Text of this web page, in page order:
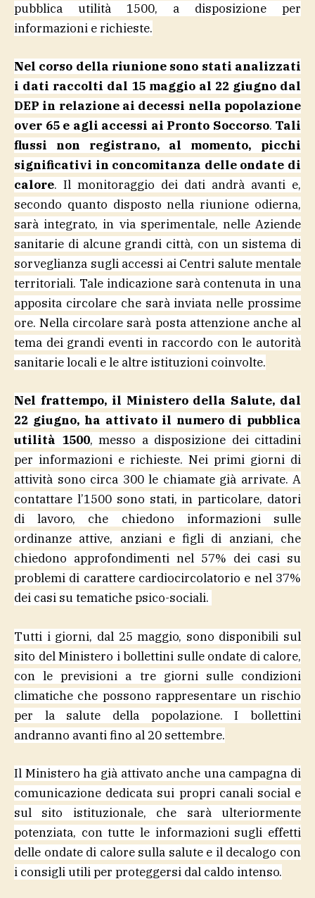
pubblica utilità 1500, a disposizione per
informazioni e richieste.
Nel corso della riunione sono stati analizzati
i dati raccolti dal 15 maggio al 22 giugno dal
DEP in relazione ai decessi nella popolazione
over 65 e agli accessi ai Pronto Soccorso. Tali
flussi non registrano, al momento, picchi
significativi in concomitanza delle ondate di
calore. Il monitoraggio dei dati andrà avanti e,
secondo quanto disposto nella riunione odierna,
sarà integrato, in via sperimentale, nelle Aziende
sanitarie di alcune grandi città, con un sistema di
sorveglianza sugli accessi ai Centri salute mentale
territoriali. Tale indicazione sarà contenuta in una
apposita circolare che sarà inviata nelle prossime
ore. Nella circolare sarà posta attenzione anche al
tema dei grandi eventi in raccordo con le autorità
sanitarie locali e le altre istituzioni coinvolte.
Nel frattempo, il Ministero della Salute, dal
22 giugno, ha attivato il numero di pubblica
utilità 1500, messo a disposizione dei cittadini
per informazioni e richieste. Nei primi giorni di
attività sono circa 300 le chiamate già arrivate. A
contattare l’1500 sono stati, in particolare, datori
di lavoro, che chiedono informazioni sulle
ordinanze attive, anziani e figli di anziani, che
chiedono approfondimenti nel 57% dei casi su
problemi di carattere cardiocircolatorio e nel 37%
dei casi su tematiche psico-sociali.
Tutti i giorni, dal 25 maggio, sono disponibili sul
sito del Ministero i bollettini sulle ondate di calore,
con le previsioni a tre giorni sulle condizioni
climatiche che possono rappresentare un rischio
per la salute della popolazione. I bollettini
andranno avanti fino al 20 settembre.
Il Ministero ha già attivato anche una campagna di
comunicazione dedicata sui propri canali social e
sul sito istituzionale, che sarà ulteriormente
potenziata, con tutte le informazioni sugli effetti
delle ondate di calore sulla salute e il decalogo con
i consigli utili per proteggersi dal caldo intenso.